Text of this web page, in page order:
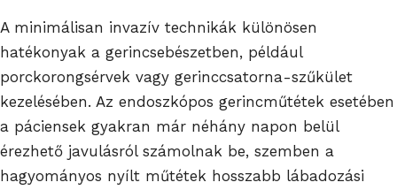
A minimálisan invazív technikák különösen
hatékonyak a gerincsebészetben, például
porckorongsérvek vagy gerinccsatorna-szűkület
kezelésében. Az endoszkópos gerincműtétek esetében
a páciensek gyakran már néhány napon belül
érezhető javulásról számolnak be, szemben a
hagyományos nyílt műtétek hosszabb lábadozási